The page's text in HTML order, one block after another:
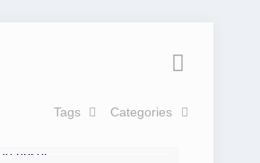
Categories
Tags